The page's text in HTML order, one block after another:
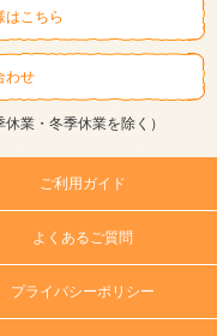
はこちら
わせ
業・冬季休業を除く）
ご利用ガイド
よくあるご質問
プライバシーポリシー